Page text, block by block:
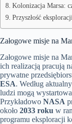
Kolonizacja Marsa:
Przyszłość
Załogowe misje na
Załogowe misje na
ich realizacją pracują
prywatne
ESA. Według
ludzi mogą
Przykładowo NASA
około 2033 roku w
programu eksploracji